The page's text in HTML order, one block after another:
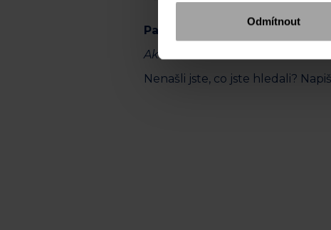
Odmítnout
Participant je zajištěný
Aktualizováno dne: 11. 8. 2021
Nenašli jste, co jste hledali?